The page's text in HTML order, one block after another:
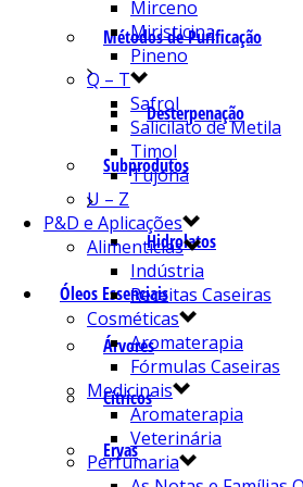
Métodos de Purificação
Desterpenação
Subprodutos
Hidrolatos
Óleos Essenciais
Árvores
Cítricos
Ervas
Mirceno
Miristicina
Pineno
Q – T
Safrol
Salicilato de Metila
Timol
Tujona
U – Z
P&D e Aplicações
Alimentícias
Indústria
Receitas Caseiras
Cosméticas
Aromaterapia
Fórmulas Caseiras
Medicinais
Aromaterapia
Veterinária
Perfumaria